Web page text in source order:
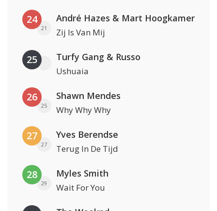
24
21
André Hazes & Mart Hoogkamer
Zij Is Van Mij
25 Turfy Gang & Russo
Ushuaia
26
25
Shawn Mendes
Why Why Why
27
27
Yves Berendse
Terug In De Tijd
28
29
Myles Smith
Wait For You